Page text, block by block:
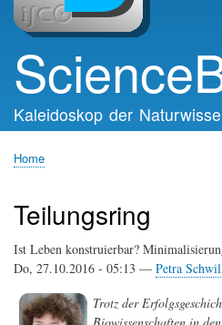
Kaleidoskop der
Home
Teilungsring
Ist Leben konstruierbar?
Do, 27.10.2016 - 05:13 — Petra
Trotz der